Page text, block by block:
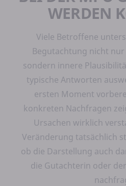
WERDEN
Viele Betroffene
Begutachtung nicht
sondern innere
typische Antworten
ersten Moment
konkreten Nachfragen
Ursachen wirklich
Veränderung tatsächlich
ob die Darstellung auch
die Gutachterin oder